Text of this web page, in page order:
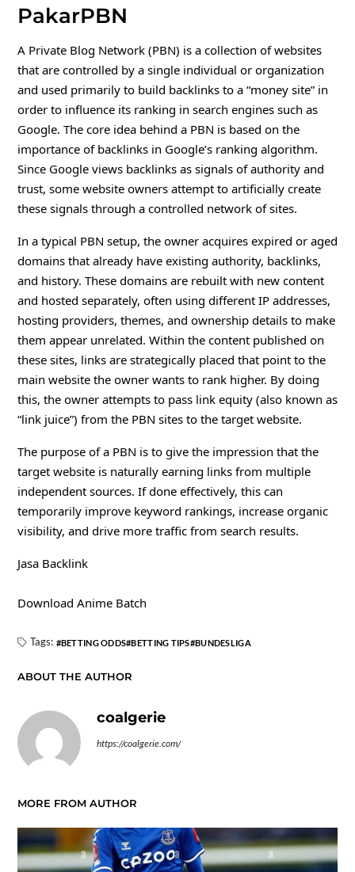
PakarPBN
A Private Blog Network (PBN) is a collection of websites
that are controlled by a single individual or organization
and used primarily to build backlinks to a “money site” in
order to influence its ranking in search engines such as
Google. The core idea behind a PBN is based on the
importance of backlinks in Google’s ranking algorithm.
Since Google views backlinks as signals of authority and
trust, some website owners attempt to artificially create
these signals through a controlled network of sites.
In a typical PBN setup, the owner acquires expired or aged
domains that already have existing authority, backlinks,
and history. These domains are rebuilt with new content
and hosted separately, often using different IP addresses,
hosting providers, themes, and ownership details to make
them appear unrelated. Within the content published on
these sites, links are strategically placed that point to the
main website the owner wants to rank higher. By doing
this, the owner attempts to pass link equity (also known as
“link juice”) from the PBN sites to the target website.
The purpose of a PBN is to give the impression that the
target website is naturally earning links from multiple
independent sources. If done effectively, this can
temporarily improve keyword rankings, increase organic
visibility, and drive more traffic from search results.
Jasa Backlink
Download Anime Batch
Tags: BETTING ODDS BETTING TIPS BUNDESLIGA
ABOUT THE AUTHOR
coalgerie
https://coalgerie.com/
MORE FROM AUTHOR